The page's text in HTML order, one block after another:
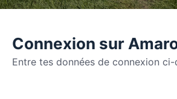
Connexion sur
Entre tes données de connexion ci-